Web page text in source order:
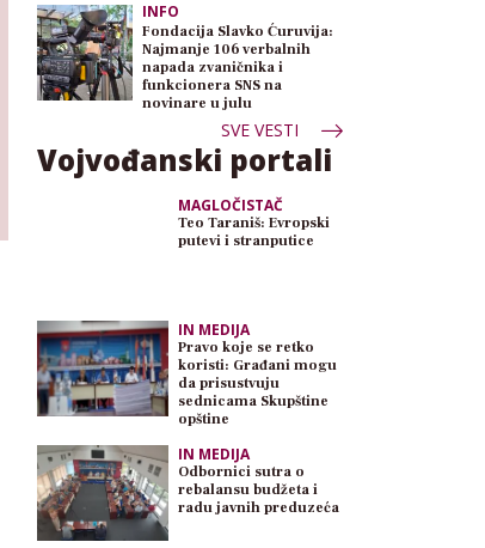
INFO
Fondacija Slavko Ćuruvija:
Najmanje 106 verbalnih
napada zvaničnika i
funkcionera SNS na
novinare u julu
SVE VESTI
Vojvođanski portali
MAGLOČISTAČ
Teo Taraniš: Evropski
putevi i stranputice
IN MEDIJA
Pravo koje se retko
koristi: Građani mogu
da prisustvuju
sednicama Skupštine
opštine
IN MEDIJA
Odbornici sutra o
rebalansu budžeta i
radu javnih preduzeća